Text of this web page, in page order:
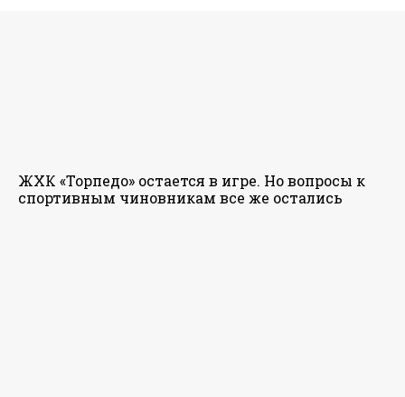
ЖХК «Торпедо» остается в игре. Но вопросы к
спортивным чиновникам все же остались